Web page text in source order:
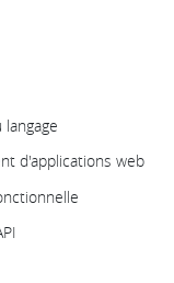
d'applications web